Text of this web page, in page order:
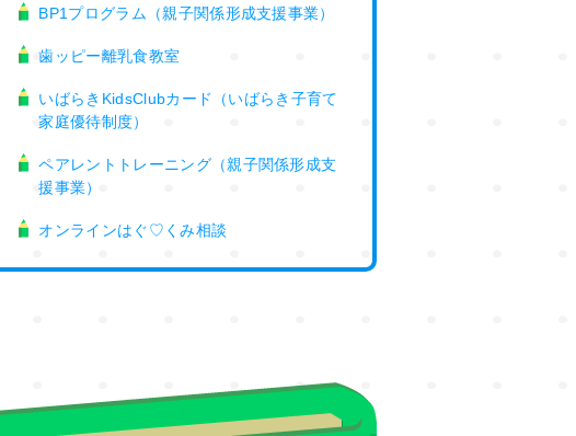
BP1プログラム（親子関係形成支援事業）
歯ッピー離乳食教室
いばらきKidsClubカード（いばらき子育て
家庭優待制度）
ペアレントトレーニング（親子関係形成支
援事業）
オンラインはぐ♡くみ相談